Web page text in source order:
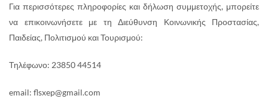
Για περισσότερες πληροφορίες και δήλωση συμμετοχής, μπορείτε
να επικοινωνήσετε με τη Διεύθυνση Κοινωνικής Προστασίας,
Παιδείας, Πολιτισμού και Τουρισμού:
Τηλέφωνο: 23850 44514
email: flsxep@gmail.com